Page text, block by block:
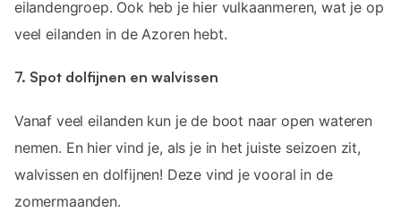
eilandengroep. Ook heb je hier vulkaanmeren, wat je op
veel eilanden in de Azoren hebt.
7. Spot dolfijnen en walvissen
Vanaf veel eilanden kun je de boot naar open wateren
nemen. En hier vind je, als je in het juiste seizoen zit,
walvissen en dolfijnen! Deze vind je vooral in de
zomermaanden.